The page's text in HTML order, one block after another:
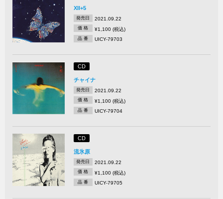
XII+5
発売日 2021.09.22
価 格 ¥1,100 (税込)
品 番 UICY-79703
CD
チャイナ
発売日 2021.09.22
価 格 ¥1,100 (税込)
品 番 UICY-79704
CD
流氷原
発売日 2021.09.22
価 格 ¥1,100 (税込)
品 番 UICY-79705